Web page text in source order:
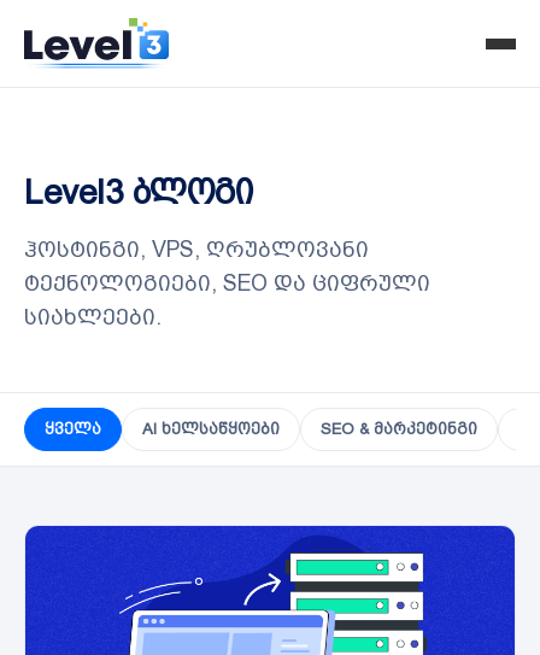
Level3 ბლოგი
ჰოსტინგი, VPS, ღრუბლოვანი
ტექნოლოგიები, SEO და ციფრული
სიახლეები.
ყველა AI ხელსაწყოები SEO & მარკეტინგი